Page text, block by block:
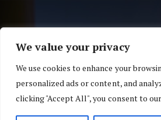
We value your privacy
We use cookies to enhance your
personalized ads or content, and
clicking "Accept All", you consent to
® Blog personal de Alex,
Koko |Política de